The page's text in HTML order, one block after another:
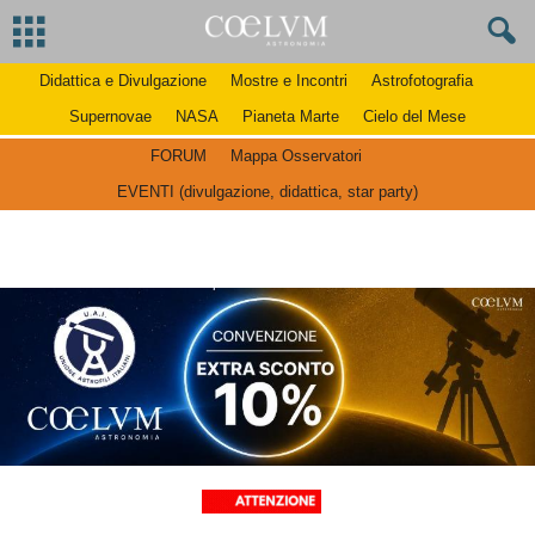
Didattica e Divulgazione Mostre e Incontri
Astrofotografia
Supernovae
NASA Pianeta Marte Cielo del Mese
FORUM
Mappa Osservatori
EVENTI (divulgazione, didattica, star party)